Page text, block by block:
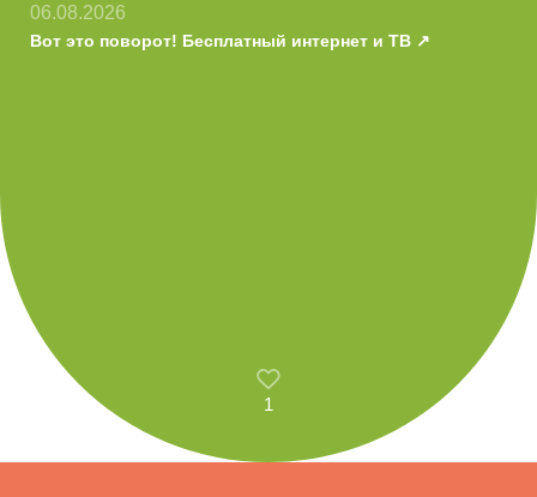
06.08.2026
Вот это поворот! Бесплатный интернет и ТВ
1